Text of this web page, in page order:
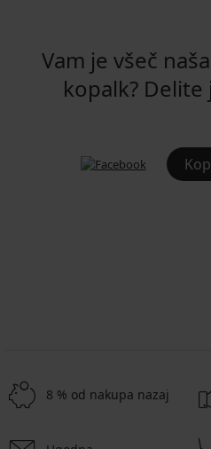
Vam je všeč
kopalk?
8 % od nakupa nazaj